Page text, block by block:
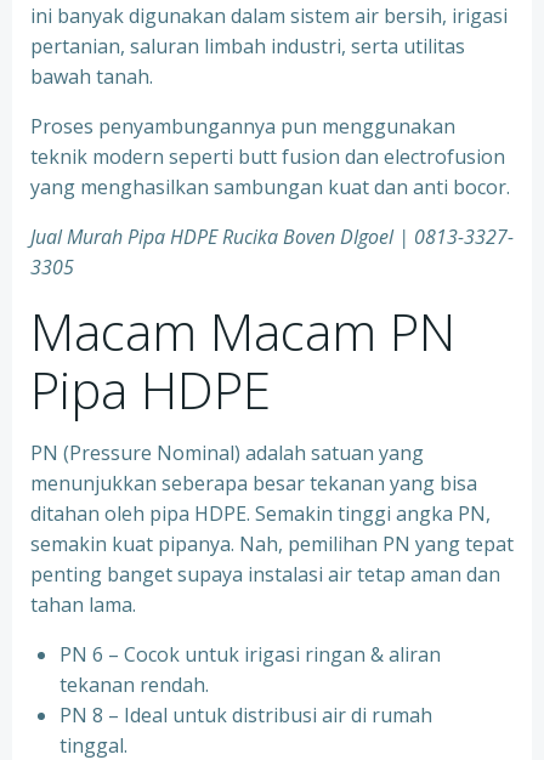
ini banyak digunakan dalam sistem air bersih, irigasi
pertanian, saluran limbah industri, serta utilitas
bawah tanah.
Proses penyambungannya pun menggunakan
teknik modern seperti butt fusion dan electrofusion
yang menghasilkan sambungan kuat dan anti bocor.
Jual Murah Pipa HDPE Rucika Boven DIgoel | 0813-3327-
3305
Macam Macam PN
Pipa HDPE
PN (Pressure Nominal) adalah satuan yang
menunjukkan seberapa besar tekanan yang bisa
ditahan oleh pipa HDPE. Semakin tinggi angka PN,
semakin kuat pipanya. Nah, pemilihan PN yang tepat
penting banget supaya instalasi air tetap aman dan
tahan lama.
PN 6 – Cocok untuk irigasi ringan & aliran
tekanan rendah.
PN 8 – Ideal untuk distribusi air di rumah
tinggal.